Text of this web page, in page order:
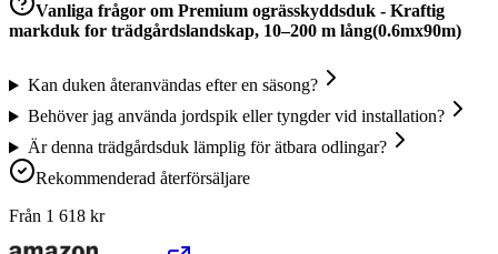
Vanliga frågor om Premium ogrässkyddsduk - Kraftig
markduk for trädgårdslandskap, 10–200 m lång(0.6mx90m)
Kan duken återanvändas efter en säsong?
Behöver jag använda jordspik eller tyngder vid installation?
Är denna trädgårdsduk lämplig för ätbara odlingar?
Rekommenderad återförsäljare
Från 1 618 kr